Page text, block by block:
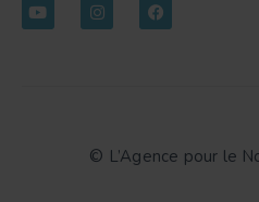
© L’Agence pour le